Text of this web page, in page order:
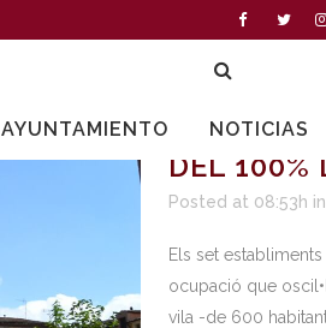
AYUNTAMIENTO NOTICIAS
11 ABR
DEL 100%
Posted at 08:53h in
Els set
ocupació que
vila -de 600